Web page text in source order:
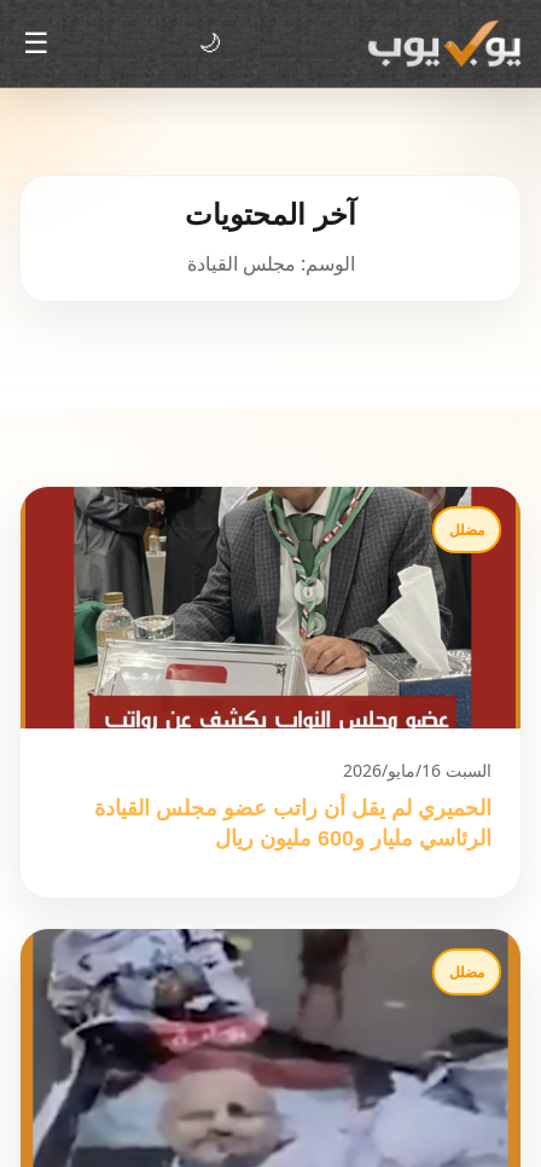
🌙
☰
آخر المحتويات
الوسم: مجلس القيادة
مضلل
السبت 16/مايو/2026
الحميري لم يقل أن راتب عضو مجلس القيادة
الرئاسي مليار و600 مليون ريال
مضلل